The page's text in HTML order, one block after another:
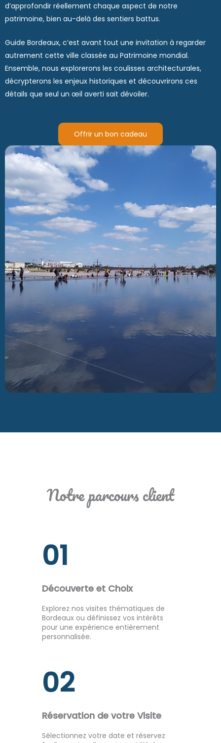
d’approfondir réellement chaque aspect de notre
patrimoine, bien au-delà des sentiers battus.
Guide Bordeaux, c’est avant tout une invitation à regarder
autrement cette ville classée au Patrimoine mondial.
Ensemble, nous explorerons les coulisses architecturales,
décrypterons les enjeux historiques et découvrirons ces
détails que seul un œil averti sait dévoiler.
Offrir un bon cadeau
Notre parcours client
01
Découverte et Choix
Explorez nos visites thématiques de
Bordeaux ou définissez vos intérêts
pour une expérience entièrement
personnalisée.
02
Réservation de votre Visite
Sélectionnez votre date et réservez